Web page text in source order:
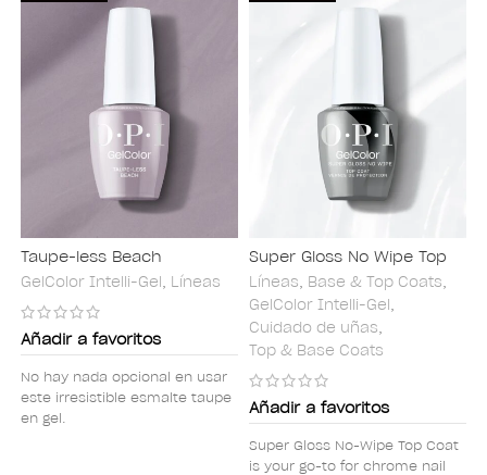
Taupe-less Beach
GelColor Intelli-Gel, Líneas
Añadir a favoritos
No hay nada opcional en usar
este irresistible esmalte taupe
en gel.
Super Gloss No Wipe Top
Coat
Líneas, Base & Top Coats,
GelColor Intelli-Gel,
Cuidado de uñas,
Top & Base Coats
Añadir a favoritos
Super Gloss No-Wipe Top Coat
is your go-to for chrome nail